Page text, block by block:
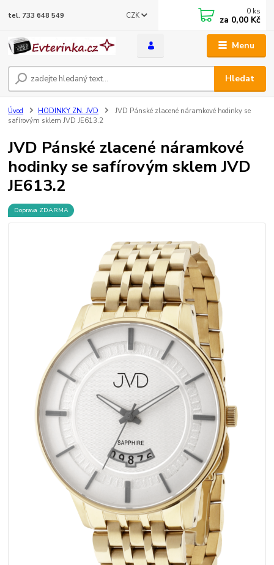
Menu
CZK
Hledat
tel. 733 648 549 0 ks
za 0,00 Kč
Úvod HODINKY ZN. JVD
JVD Pánské zlacené náramkové hodinky se
safírovým sklem JVD JE613.2
JVD Pánské zlacené náramkové
hodinky se safírovým sklem JVD
JE613.2
Doprava ZDARMA